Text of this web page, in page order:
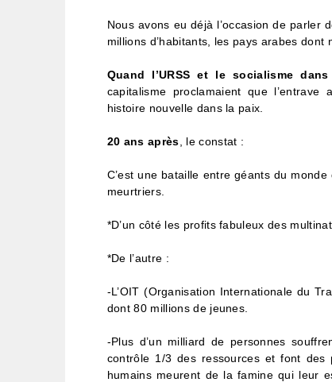
Nous avons eu déjà l’occasion de parler
millions d’habitants, les pays arabes dont
Quand l’URSS et le socialisme
capitalisme proclamaient que
histoire nouvelle dans la paix.
20 ans après , le constat :
C’est une bataille entre géants du
meurtriers.
*D’un côté les profits fabuleux des
*De l’autre :
-L’OIT (Organisation Internationale du
dont 80 millions de jeunes.
-Plus d’un milliard de personnes
contrôle 1/3 des ressources et font des
humains meurent de la famine qui leur